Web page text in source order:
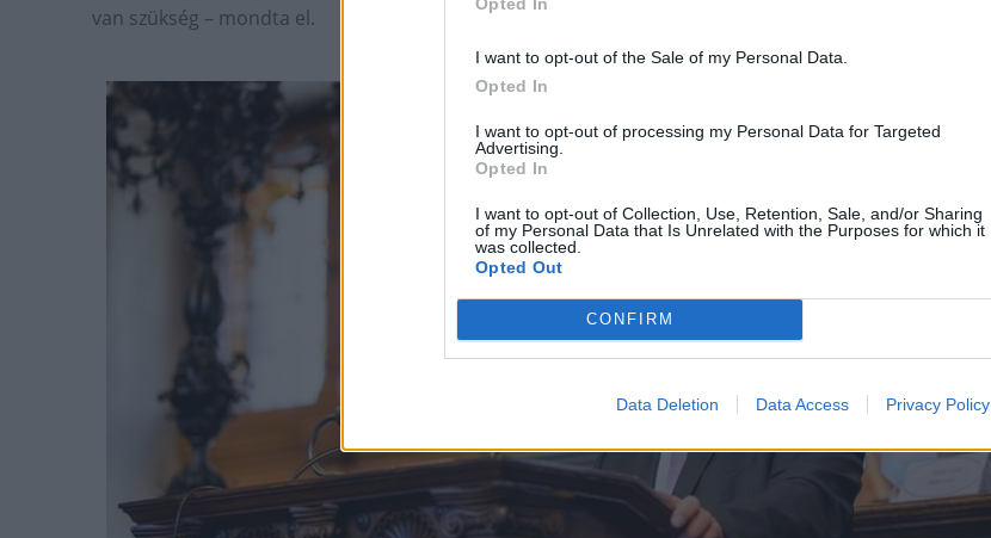
I want to opt-out of the Sale of my Personal Data.
Opted In
I want to opt-out of processing my Personal Data for Targeted
Advertising.
Opted In
I want to opt-out of Collection, Use, Retention, Sale, and/or Sharing
of my Personal Data that Is Unrelated with the Purposes for which it
was collected.
Opted Out
CONFIRM
Data Deletion Data Access Privacy Policy
van szükség – mondta el.